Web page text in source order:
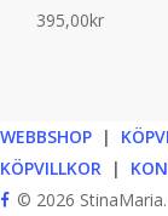
395,00kr
WEBBSHOP |
KÖPVILLKOR |
facebook
© 2026